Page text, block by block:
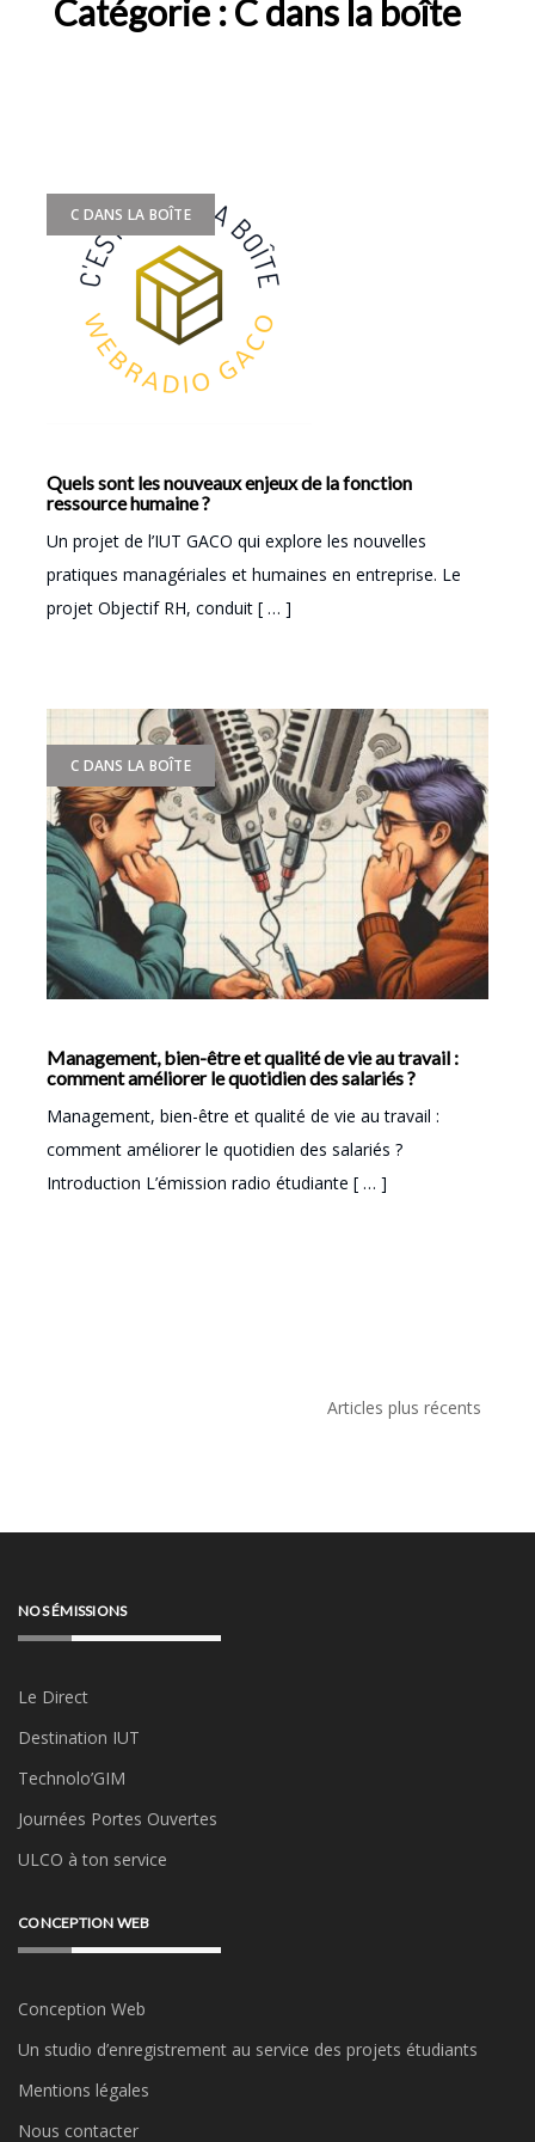
Catégorie :C dans la boîte
C DANS LA BOÎTE
Quels sont les nouveaux enjeux de la fonction
ressource humaine ?
Un projet de l’IUT GACO qui explore les nouvelles
pratiques managériales et humaines en entreprise. Le
projet Objectif RH, conduit [ … ]
C DANS LA BOÎTE
Management, bien-être et qualité de vie au travail :
comment améliorer le quotidien des salariés ?
Management, bien-être et qualité de vie au travail :
comment améliorer le quotidien des salariés ?
Introduction L’émission radio étudiante [ … ]
Articles plus récents
NOS ÉMISSIONS
Le Direct
Destination IUT
Technolo’GIM
Journées Portes Ouvertes
ULCO à ton service
CONCEPTION WEB
Conception Web
Un studio d’enregistrement au service des projets étudiants
Mentions légales
Nous contacter